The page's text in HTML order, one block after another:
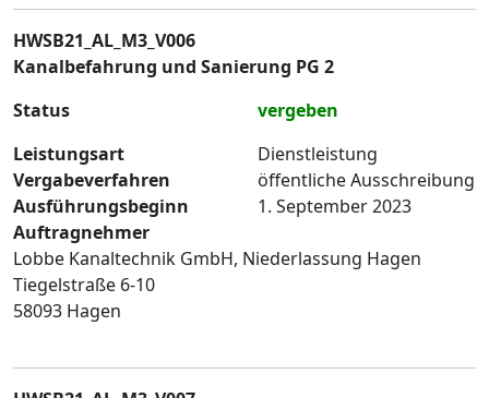
HWSB21_AL_M3_V006
Kanalbefahrung und Sanierung PG 2
Status
vergeben
Leistungsart
Dienstleistung
Vergabeverfahren
öffentliche Ausschreibung
Ausführungsbeginn
1. September 2023
Auftragnehmer
Lobbe Kanaltechnik GmbH, Niederlassung Hagen
Tiegelstraße 6-10
58093 Hagen